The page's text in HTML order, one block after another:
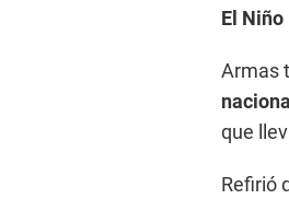
El Niño
Armas
que
Refirió